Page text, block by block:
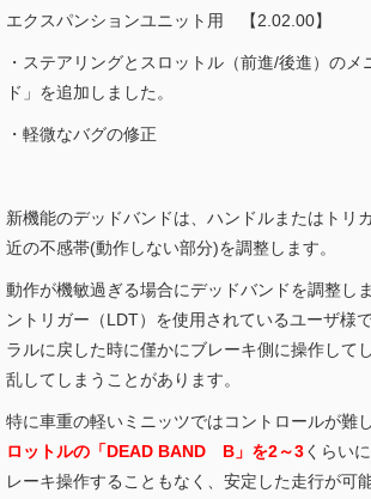
エクスパンションユニット用 【2.02.00】
・ステアリングとスロットル（前進/後進）のメ
ド」を追加しました。
・軽微なバグの修正
新機能のデッドバンドは、ハンドルまたはトリ
近の不感帯(動作しない部分)を調整します。
動作が機敏過ぎる場合にデッドバンドを調整し
ントリガー（LDT）を使用されているユーザ様
ラルに戻した時に僅かにブレーキ側に操作して
乱してしまうことがあります。
特に車重の軽いミニッツではコントロールが難
ロットルの「DEAD BAND B」を2～3くらい
レーキ操作することもなく、安定した走行が可